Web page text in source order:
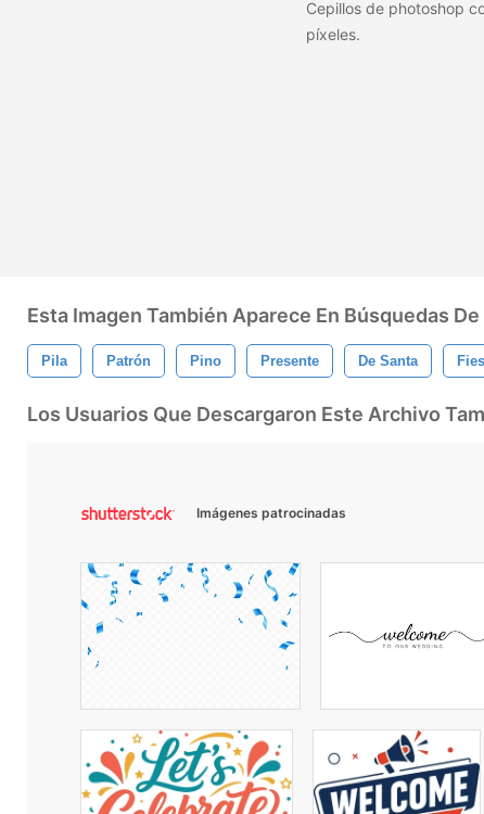
Cepillos de photoshop
píxeles.
Esta Imagen También Aparece En Búsquedas De
Pila Patrón Pino Presente De Santa
Los Usuarios Que Descargaron Este Archivo
Imágenes patrocinadas